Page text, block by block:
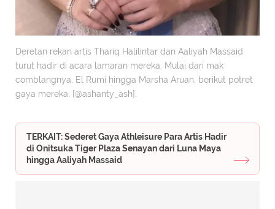
Deretan rekan artis Thariq Halilintar dan Aaliyah Massaid
turut hadir di acara lamaran mereka. Mulai dari mak
comblangnya, El Rumi hingga Marsha Aruan, berikut potret
gaya mereka. [@ashanty_ash].
TERKAIT: Sederet Gaya Athleisure Para Artis Hadir
di Onitsuka Tiger Plaza Senayan dari Luna Maya
hingga Aaliyah Massaid